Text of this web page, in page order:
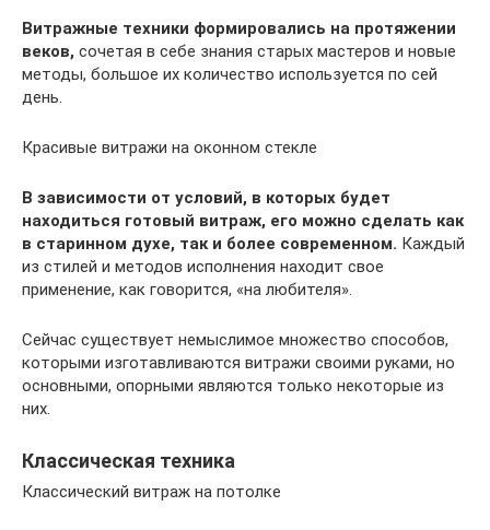
Витражные техники формировались на протяжении
веков, сочетая в себе знания старых мастеров и новые
методы, большое их количество используется по сей
день.
Красивые витражи на оконном стекле
В зависимости от условий, в которых будет
находиться готовый витраж, его можно сделать как
в старинном духе, так и более современном. Каждый
из стилей и методов исполнения находит свое
применение, как говорится, «на любителя».
Сейчас существует немыслимое множество способов,
которыми изготавливаются витражи своими руками, но
основными, опорными являются только некоторые из
них.
Классическая техника
Классический витраж на потолке